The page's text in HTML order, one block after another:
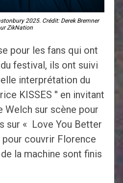
2025. Crédit: Derek Bremner
ZikNation
pour les fans qui ont
festival, ils ont suivi
interprétation du
KISSES '' en invitant
Welch sur scène pour
sur « Love You Better
pour couvrir Florence
la machine sont finis